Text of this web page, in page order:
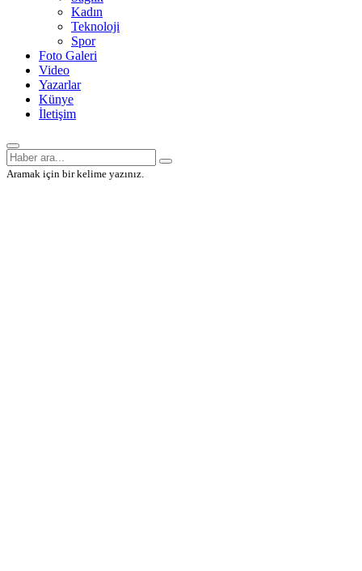
Kadın
Teknoloji
Spor
Foto Galeri
Video
Yazarlar
Künye
İletişim
Aramak için bir kelime yazınız.